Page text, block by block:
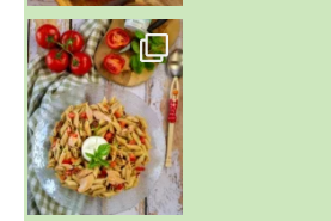
~ SALADE DE PÂTES AUX DEUX TOMATES THON ET BURRA